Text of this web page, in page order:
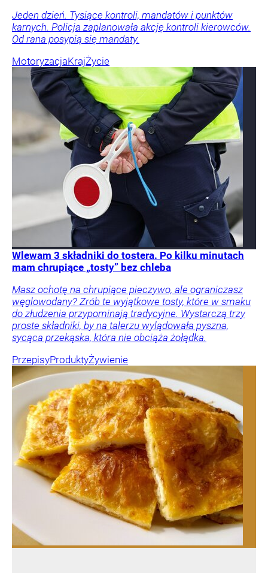
Jeden dzień. Tysiące kontroli, mandatów i punktów
karnych. Policja zaplanowała akcję kontroli kierowców.
Od rana posypią się mandaty.
MotoryzacjaKrajŻycie
Wlewam 3 składniki do tostera. Po kilku minutach
mam chrupiące „tosty” bez chleba
Masz ochotę na chrupiące pieczywo, ale ograniczasz
węglowodany? Zrób te wyjątkowe tosty, które w smaku
do złudzenia przypominają tradycyjne. Wystarczą trzy
proste składniki, by na talerzu wylądowała pyszna,
sycąca przekąska, która nie obciąża żołądka.
PrzepisyProduktyŻywienie